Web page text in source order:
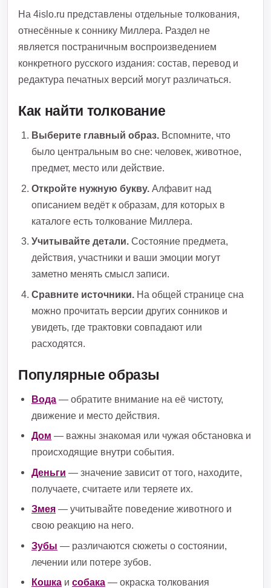
На 4islo.ru представлены отдельные толкования,
отнесённые к соннику Миллера. Раздел не
является постраничным воспроизведением
конкретного русского издания: состав, перевод и
редактура печатных версий могут различаться.
Как найти толкование
Выберите главный образ. Вспомните, что
было центральным во сне: человек, животное,
предмет, место или действие.
Откройте нужную букву. Алфавит над
описанием ведёт к образам, для которых в
каталоге есть толкование Миллера.
Учитывайте детали. Состояние предмета,
действия, участники и ваши эмоции могут
заметно менять смысл записи.
Сравните источники. На общей странице сна
можно прочитать версии других сонников и
увидеть, где трактовки совпадают или
расходятся.
Популярные образы
Вода — обратите внимание на её чистоту,
движение и место действия.
Дом — важны знакомая или чужая обстановка и
происходящие внутри события.
Деньги — значение зависит от того, находите,
получаете, считаете или теряете их.
Змея — учитывайте поведение животного и
свою реакцию на него.
Зубы — различаются сюжеты о состоянии,
лечении или потере зубов.
Кошка и собака — окраска толкования